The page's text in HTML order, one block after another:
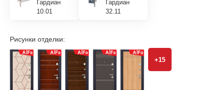
Гардиан
10.01
Гардиан
32.11
Рисунки отделки:
+15